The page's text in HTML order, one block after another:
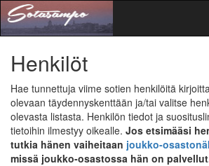
Henkilöt
Hae tunnettuja viime sotien henkilöitä
olevaan täydennyskenttään ja/tai valitse
olevasta listasta. Henkilön tiedot ja
tietoihin ilmestyy oikealle. Jos etsimääsi
tutkia hänen vaiheitaan joukko-
missä joukko-osastossa hän on